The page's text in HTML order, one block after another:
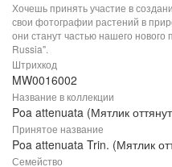
Хочешь принять участие в
свои фотографии растений в
они станут частью нашего
Russia".
Штрихкод
MW0016002
Название в коллекции
Poa attenuata (Мятлик
Принятое название
Poa attenuata Trin. (Мятлик
Семейство